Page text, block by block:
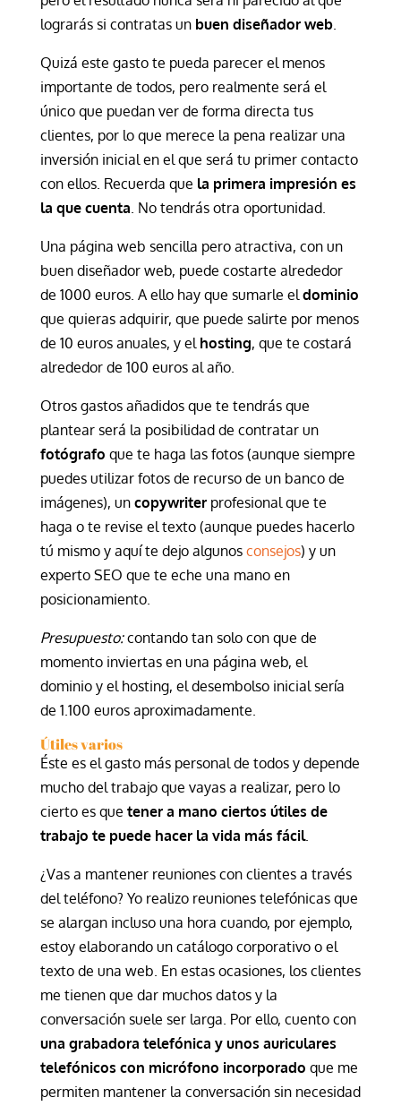
lograrás si contratas un buen diseñador web.
Quizá este gasto te pueda parecer el menos
importante de todos, pero realmente será el
único que puedan ver de forma directa tus
clientes, por lo que merece la pena realizar una
inversión inicial en el que será tu primer contacto
con ellos. Recuerda que la primera impresión es
la que cuenta. No tendrás otra oportunidad.
Una página web sencilla pero atractiva, con un
buen diseñador web, puede costarte alrededor
de 1000 euros. A ello hay que sumarle eldominio
que quieras adquirir, que puede salirte por menos
de 10 euros anuales, y el hosting, que te costará
alrededor de 100 euros al año.
Otros gastos añadidos que te tendrás que
plantear será la posibilidad de contratar un
fotógrafo que te haga las fotos (aunque siempre
puedes utilizar fotos de recurso de un banco de
imágenes), un copywriter profesional que te
haga o te revise el texto (aunque puedes hacerlo
tú mismo y aquí te dejo algunos consejos) y un
experto SEO que te eche una mano en
posicionamiento.
Presupuesto:contando tan solo con que de
momento inviertas en una página web, el
dominio y el hosting, el desembolso inicial sería
de 1.100 euros aproximadamente.
Útiles varios
Éste es el gasto más personal de todos y depende
mucho del trabajo que vayas a realizar, pero lo
cierto es que tener a mano ciertos útiles de
trabajo te puede hacer la vida más fácil.
¿Vas a mantener reuniones con clientes a través
del teléfono? Yo realizo reuniones telefónicas que
se alargan incluso una hora cuando, por ejemplo,
estoy elaborando un catálogo corporativo o el
texto de una web. En estas ocasiones, los clientes
me tienen que dar muchos datos y la
conversación suele ser larga. Por ello, cuento con
una grabadora telefónica y unos auriculares
telefónicos con micrófono incorporado que me
permiten mantener la conversación sin necesidad